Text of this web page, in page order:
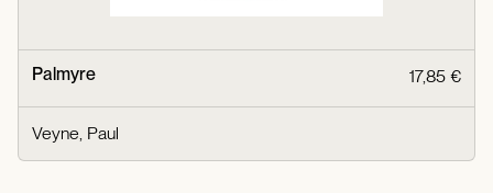
Palmyre 17,85 €
Veyne, Paul